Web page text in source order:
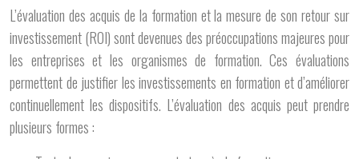
L’évaluation des acquis de la formation et la mesure de son retour sur
investissement (ROI) sont devenues des préoccupations majeures pour
les entreprises et les organismes de formation. Ces évaluations
permettent de justifier les investissements en formation et d’améliorer
continuellement les dispositifs. L’évaluation des acquis peut prendre
plusieurs formes :